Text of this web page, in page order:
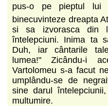
pus-o pe pieptul lui
binecuvinteze dreapta
si sa izvorasca din
întelepciuni. Inima ta
Duh, iar cântarile
lumea!" Zicându-i
Vartolomeu s-a facut
umplându-se de
sine darul
multumire.